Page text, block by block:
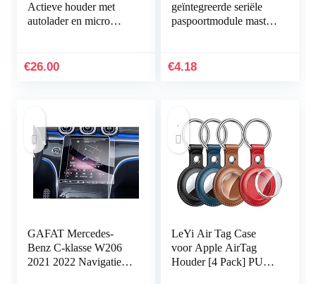
Actieve houder met
autolader en micro
€26.00
geïntegreerde seriële
paspoortmodule master
communicatie DIY
€4.18
GAFAT Mercedes-
Benz C-klasse W206
2021 2022 Navigatie-
LeYi Air Tag Case
voor Apple AirTag
Houder [4 Pack] PU